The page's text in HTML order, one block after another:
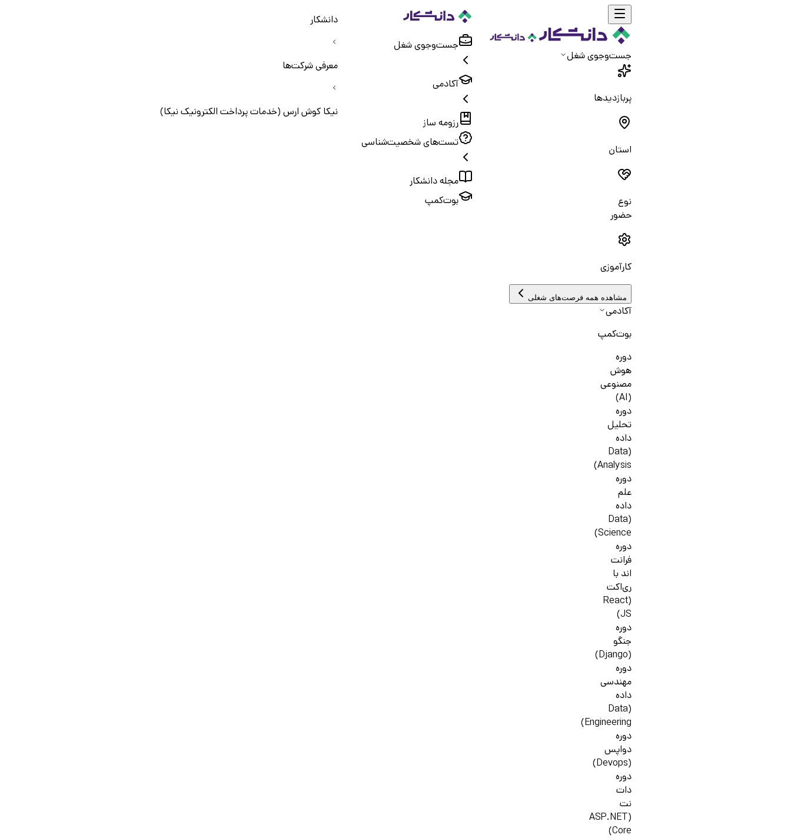
جست‌و‌جوی شغل
پربازدیدها
استان
نوع
حضور
کارآموزی
مشاهده همه فرصت‌های شغلی
آکادمی
بوت‌کمپ
دوره
هوش
مصنوعی
(AI)
دوره
تحلیل
داده
(Data
Analysis)
دوره
علم
داده
(Data
Science)
دوره
فرانت
اند با
ری‌اکت
(React
JS)
دوره
جنگو
(Django)
دوره
مهندسی
داده
(Data
Engineering)
دوره
دواپس
(Devops)
دوره
دات
نت
(ASP.NET
Core)
جست‌و‌جوی شغل
آکادمی
رزومه ساز
تست‌های شخصیت‌شناسی
مجله دانشکار
بوت‌کمپ
دانشکار
معرفی شرکت‌ها
نیکا کوش ارس (خدمات پرداخت الکترونیک نیکا)